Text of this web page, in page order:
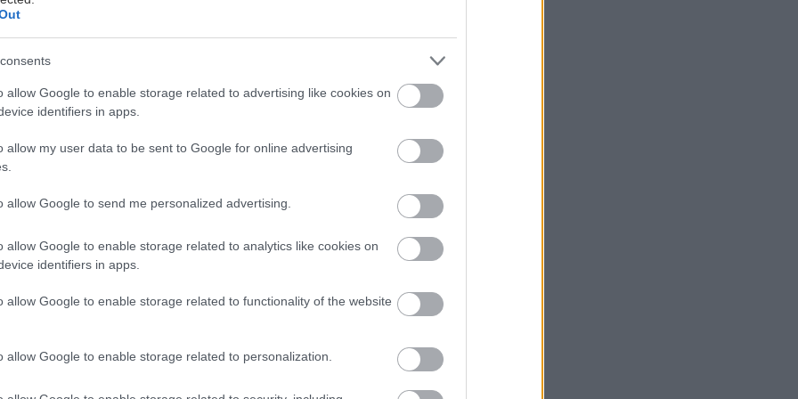
allow Google to enable storage related to advertising like cookies on
identifiers in apps.
allow my user data to be sent to Google for online advertising
allow Google to send me personalized advertising.
allow Google to enable storage related to analytics like cookies on
identifiers in apps.
allow Google to enable storage related to functionality of the website
allow Google to enable storage related to personalization.
άνδρες πιθανότατα δεν θα εκπλαγούν με το αποτέλεσμα νέας
πως η σεξουαλική έλξη που αισθάνονται τόσο απέναντι
σε γυναίκες είναι πραγματική. Τα ευρήματα, όμως, ενδέχεται να
πιστεύουν ακόμη το στερεότυπο ότι οι αμφιφυλόφιλοι άνδρες
ομοφυλόφιλοι, ή απλά μπερδεμένοι.
που διεξήγαγε το Πανεπιστήμιο Northwestern συμμετείχαν εκατό
περιοχή του Σικάγο: ετεροφυλόφιλοι, ομοφυλόφιλοι και
Σε αντίθεση, όμως, με αντίστοιχη έρευνα που είχε πραγματοποιηθεί
χρόνια από το ίδιο Πανεπιστήμια, αυτή χρησιμοποίησε
για να ορίσει την αμφιφυλοφιλία.
άνδρες που συμμετείχαν έπρεπε να είχαν στο παρελθόν
με τουλάχιστον δύο άτομα από κάθε φύλο, και